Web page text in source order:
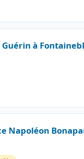
à
Napoléon